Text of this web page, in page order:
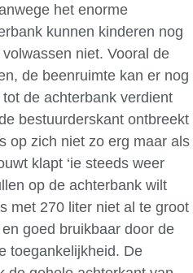
het enorme
kunnen kinderen nog
niet. Vooral de
de beenruimte kan er nog
de achterbank verdient
bestuurderskant ontbreekt
op zich niet zo erg maar als
klapt ‘ie steeds weer
op de achterbank wilt
met 270 liter niet al te groot
goed bruikbaar door de
toegankelijkheid. De